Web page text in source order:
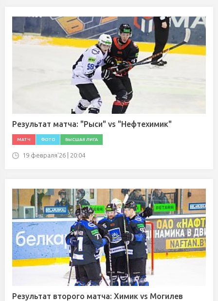
Результат матча: "Рыси" vs "Нефтехимик"
МАТЧ ФОТО ВЫСШАЯ ЛИГА
19 февраля'26 | 20:04
Результат второго матча: Химик vs Могилев